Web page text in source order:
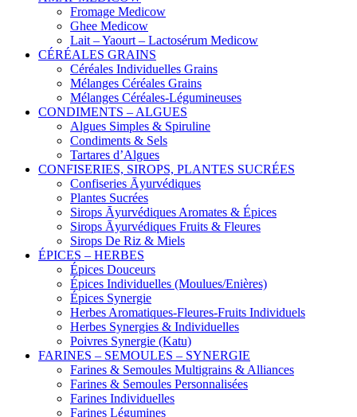
Fromage Medicow
Ghee Medicow
Lait – Yaourt – Lactosérum Medicow
CÉRÉALES GRAINS
Céréales Individuelles Grains
Mélanges Céréales Grains
Mélanges Céréales-Légumineuses
CONDIMENTS – ALGUES
Algues Simples & Spiruline
Condiments & Sels
Tartares d’Algues
CONFISERIES, SIROPS, PLANTES SUCRÉES
Confiseries Āyurvédiques
Plantes Sucrées
Sirops Āyurvédiques Aromates & Épices
Sirops Āyurvédiques Fruits & Fleures
Sirops De Riz & Miels
ÉPICES – HERBES
Épices Douceurs
Épices Individuelles (Moulues/Enières)
Épices Synergie
Herbes Aromatiques-Fleures-Fruits Individuels
Herbes Synergies & Individuelles
Poivres Synergie (Katu)
FARINES – SEMOULES – SYNERGIE
Farines & Semoules Multigrains & Alliances
Farines & Semoules Personnalisées
Farines Individuelles
Farines Légumines